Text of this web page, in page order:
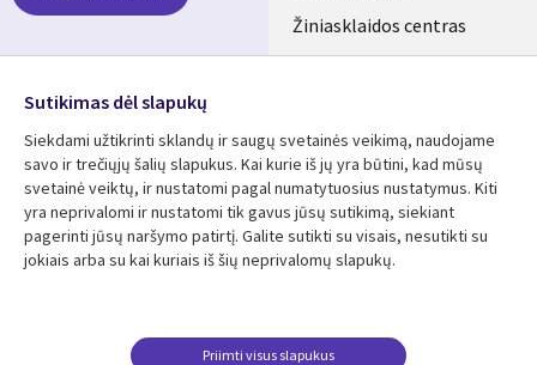
Žiniasklaidos centras
Aljansus
Išteklių centras
Library
LITHUANIA
Atvejų analizės
Pagalba
Legal
Taisyklės
Prieinamumas
Media
LITHUANIA
Sutikimas dėl slapukų
Siekdami užtikrinti sklandų ir saugų svetainės veikimą, naudojame
savo ir trečiųjų šalių slapukus. Kai kurie iš jų yra būtini, kad mūsų
svetainė veiktų, ir nustatomi pagal numatytuosius nustatymus. Kiti
yra neprivalomi ir nustatomi tik gavus jūsų sutikimą, siekiant
pagerinti jūsų naršymo patirtį. Galite sutikti su visais, nesutikti su
jokiais arba su kai kuriais iš šių neprivalomų slapukų.
Priimti visus slapukus